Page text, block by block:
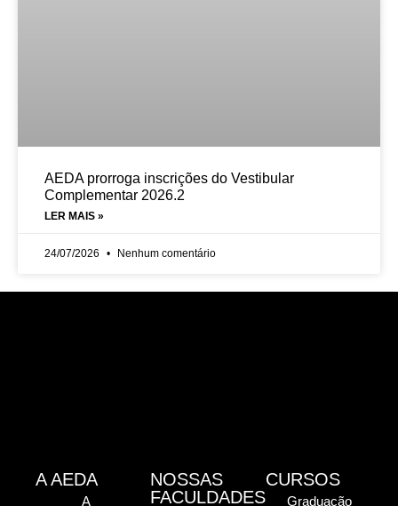
AEDA prorroga inscrições do Vestibular
Complementar 2026.2
LER MAIS »
24/07/2026 Nenhum comentário
A AEDA
A
NOSSAS
FACULDADES
CURSOS
Graduação